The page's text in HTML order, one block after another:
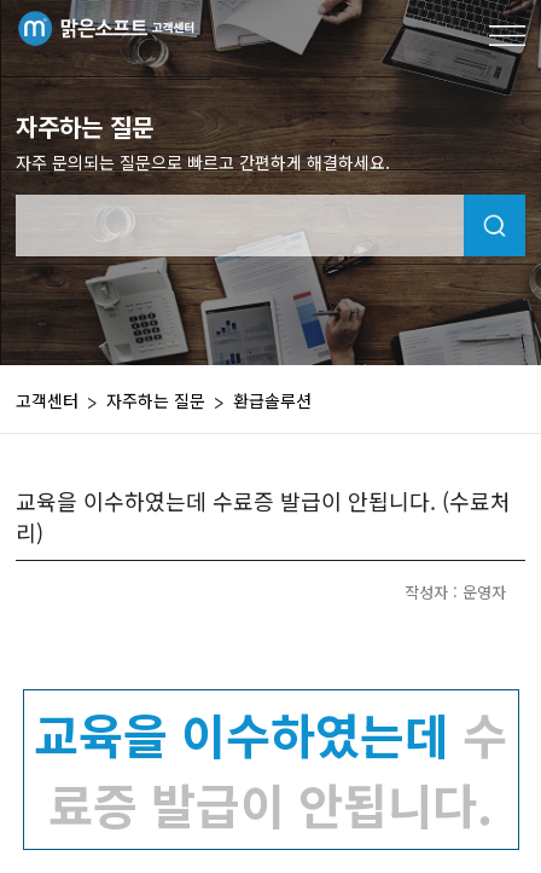
자주하는 질문
자주 문의되는 질문으로 빠르고 간편하게 해결하세요.
고객센터 자주하는 질문 환급솔루션
교육을 이수하였는데 수료증 발급이 안됩니다. (수료처
리)
작성자 : 운영자
교육을 이수하였는데 수
료증 발급이 안됩니다.